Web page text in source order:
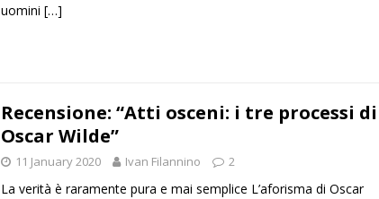
uomini […]
Recensione: “Atti osceni: i tre processi di
Oscar Wilde”
11 January 2020 Ivan Filannino 2
La verità è raramente pura e mai semplice L’aforisma di Oscar